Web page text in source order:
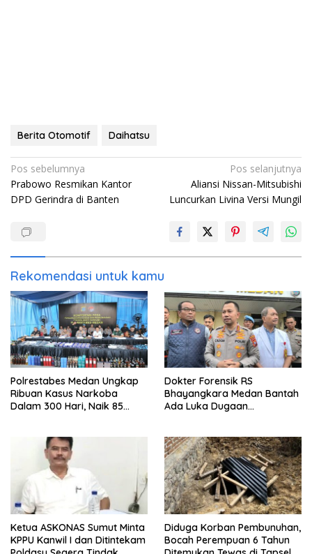
Berita Otomotif Daihatsu
Navigasi
pos
Pos sebelumnya
Prabowo Resmikan Kantor
DPD Gerindra di Banten
Pos selanjutnya
Aliansi Nissan-Mitsubishi
Luncurkan Livina Versi Mungil
Rekomendasi untuk kamu
Polrestabes Medan Ungkap
Ribuan Kasus Narkoba
Dalam 300 Hari, Naik 85
Dokter Forensik RS
Bhayangkara Medan Bantah
Ada Luka Dugaan
Ketua ASKONAS Sumut Minta
KPPU Kanwil I dan Ditintekam
Diduga Korban Pembunuhan,
Bocah Perempuan 6 Tahun